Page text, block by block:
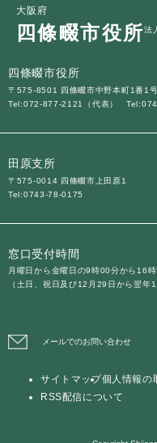
大阪府
四條畷市役所法
四條畷市役所
〒575-8501 四條畷市中野本町1番1号
Tel:072-877-2121（代表）
田原支所
〒575-0014 四條畷市上田原1
Tel:0743-78-0175
窓口受付時間
月曜日から金曜日の9時00分から16
（土日、祝日及び12月29日から翌年
メールでのお問い合わせ
サイトマップ個人情報の
RSS配信について